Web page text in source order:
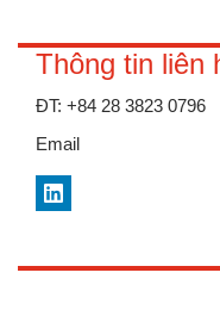
Thông tin liên
ĐT: +84 28 3823 0796
Email
LinkedIn